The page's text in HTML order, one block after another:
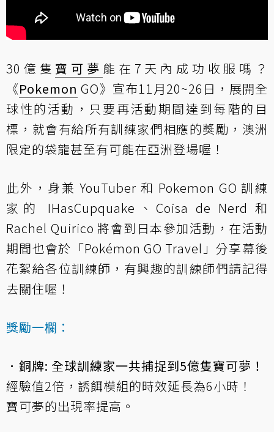
30億隻 寶可夢 能在7天內成功收服嗎？
《Pokemon GO》宣布11月20~26日，展開全
球性的活動，只要再活動期間達到每階的目
標，就會有給所有訓練家們相應的獎勵，澳洲
限定的袋龍甚至有可能在亞洲登場喔！
此外，身兼 YouTuber 和 Pokemon GO 訓練
家的 IHasCupquake、Coisa de Nerd 和
Rachel Quirico 將會到日本參加活動，在活動
期間也會於「Pokémon GO Travel」分享幕後
花絮給各位訓練師，有興趣的訓練師們請記得
去關住喔！
獎勵一欄：
．銅牌: 全球訓練家一共捕捉到5億隻寶可夢！
經驗值2倍，誘餌模組的時效延長為6小時！
寶可夢的出現率提高。